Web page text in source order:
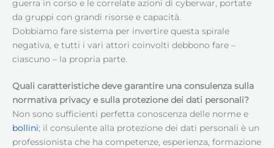
guerra in corso e le correlate azioni di cyberwar, portate
da gruppi con grandi risorse e capacità.
Dobbiamo fare sistema per invertire questa spirale
negativa, e tutti i vari attori coinvolti debbono fare –
ciascuno – la propria parte.
Quali caratteristiche deve garantire una consulenza sulla
normativa privacy e sulla protezione dei dati personali?
Non sono sufficienti perfetta conoscenza delle norme e
bollini; il consulente alla protezione dei dati personali è un
professionista che ha competenze, esperienza, formazione